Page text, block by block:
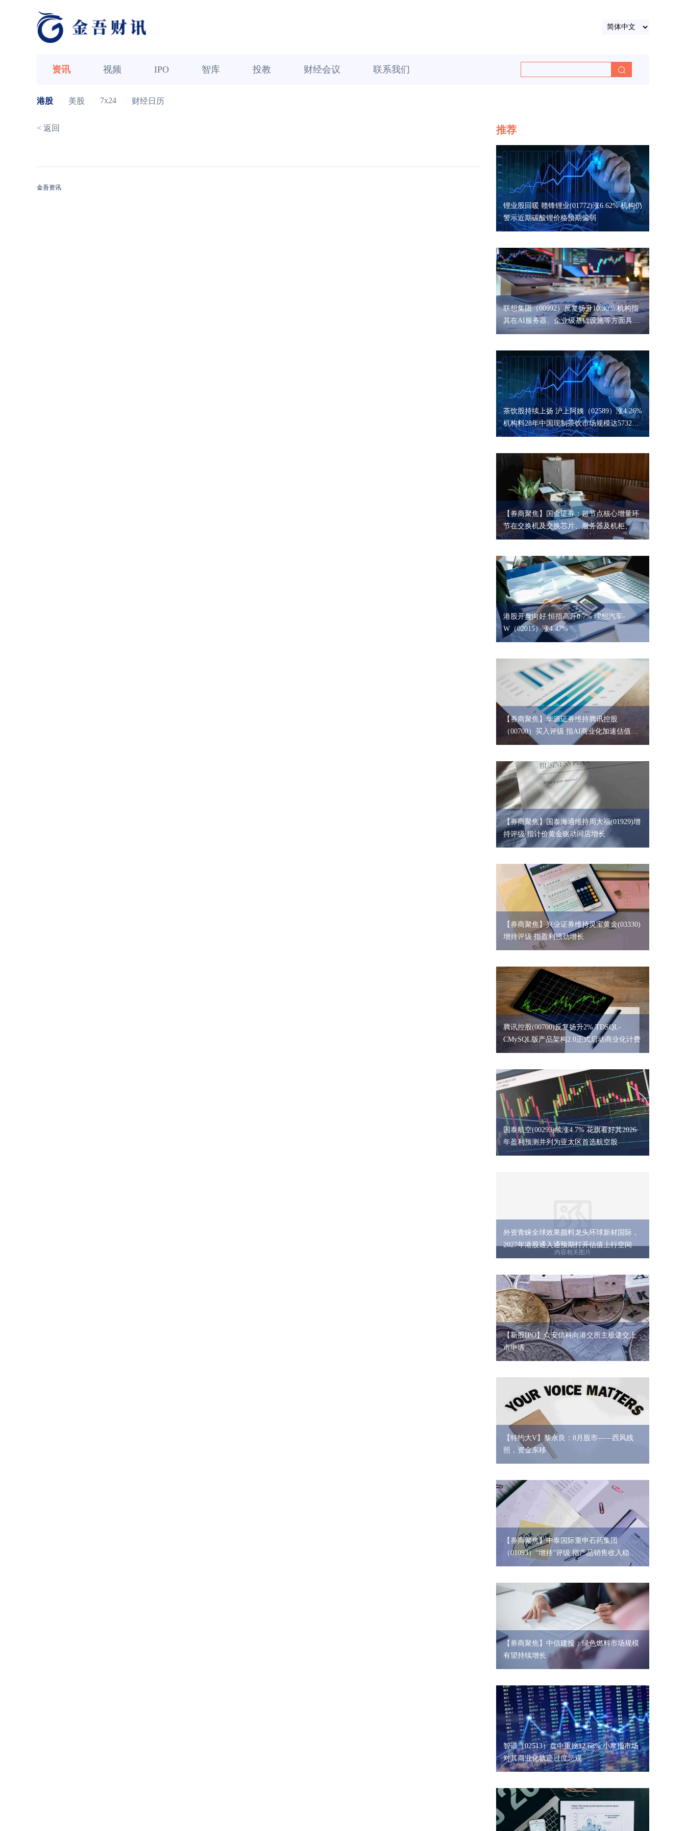
资讯 视频 IPO 智库 投教 财经会议 联系我们
港股 美股 7x24 财经日历
< 返回
金吾资讯
推荐
锂业股回暖 赣锋锂业(01772)涨6.62% 机构仍
警示近期碳酸锂价格预期偏弱
联想集团（00992）反复扬升10.30% 机构指
其在AI服务器、企业级基础设施等方面具备
规模优势
茶饮股持续上扬 沪上阿姨（02589）涨4.26%
机构料28年中国现制茶饮市场规模达5732亿
元
【券商聚焦】国金证券：超节点核心增量环
节在交换机及交换芯片、服务器及机柜、连
接器
港股开盘向好 恒指高开0.7% 理想汽车-
W（02015）涨4.47%
【券商聚焦】华源证券维持腾讯控股
（00700）买入评级 指AI商业化加速估值存
重塑空间
【券商聚焦】国泰海通维持周大福(01929)增
持评级 指计价黄金驱动同店增长
【券商聚焦】兴业证券维持灵宝黄金(03330)
增持评级 指盈利强劲增长
腾讯控股(00700)反复扬升2% TDSQL-
CMySQL版产品架构2.0正式启动商业化计费
国泰航空(00293)续涨4.7% 花旗看好其2026
年盈利预测并列为亚太区首选航空股
外资青睐全球效果颜料龙头环球新材国际，
2027年港股通入通预期打开估值上行空间
【新股IPO】众安信科向港交所主板递交上
市申请
【特约大V】黎永良：8月股市——西风残
照，资金东移
【券商聚焦】中泰国际重申石药集团
（01093）“增持”评级 指产品销售收入稳健
增加
【券商聚焦】中信建投：绿色燃料市场规模
有望持续增长
智谱（02513）盘中重挫12.68% 小摩指市场
对其商业化轨迹过度悲观